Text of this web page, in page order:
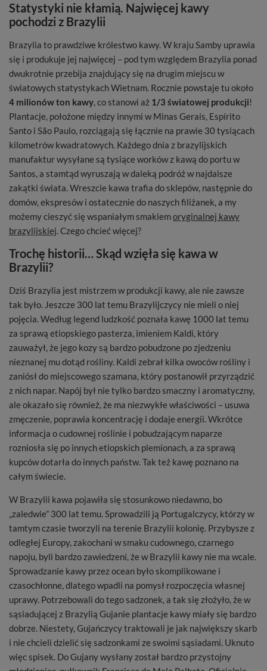
Statystyki nie kłamią. Najwięcej kawy
pochodzi z Brazylii
Brazylia to prawdziwe królestwo kawy. W kraju Samby uprawia
się i produkuje jej najwięcej – pod tym względem Brazylia ponad
dwukrotnie przebija znajdujący się na drugim miejscu w
światowych statystykach Wietnam. Rocznie powstaje tu około
4 milionów ton kawy, co stanowi aż 1/3 światowej produkcji!
Plantacje, położone między innymi w Minas Gerais, Espírito
Santo i São Paulo, rozciągają się łącznie na prawie 30 tysiącach
kilometrów kwadratowych. Każdego dnia z brazylijskich
manufaktur wysyłane są tysiące worków z kawą do portu w
Santos, a stamtąd wyruszają w daleką podróż w najdalsze
zakątki świata. Wreszcie kawa trafia do sklepów, następnie do
domów, ekspresów i ostatecznie do naszych filiżanek, a my
możemy cieszyć się wspaniałym smakiemoryginalnej kawy
brazylijskiej. Czego chcieć więcej?
Trochę historii… Skąd wzięła się kawa w
Brazylii?
Dziś Brazylia jest mistrzem w produkcji kawy, ale nie zawsze
tak było. Jeszcze 300 lat temu Brazylijczycy nie mieli o niej
pojęcia. Według legend ludzkość poznała kawę 1000 lat temu
za sprawą etiopskiego pasterza, imieniem Kaldi, który
zauważył, że jego kozy są bardzo pobudzone po zjedzeniu
nieznanej mu dotąd rośliny. Kaldi zebrał kilka owoców rośliny i
zaniósł do miejscowego szamana, który postanowił przyrządzić
z nich napar. Napój był nie tylko bardzo smaczny i aromatyczny,
ale okazało się również, że ma niezwykłe właściwości – usuwa
zmęczenie, poprawia koncentrację i dodaje energii. Wkrótce
informacja o cudownej roślinie i pobudzającym naparze
rozniosła się po innych etiopskich plemionach, a za sprawą
kupców dotarła do innych państw. Tak też kawę poznano na
całym świecie.
W Brazylii kawa pojawiła się stosunkowo niedawno, bo
„zaledwie” 300 lat temu. Sprowadzili ją Portugalczycy, którzy w
tamtym czasie tworzyli na terenie Brazylii kolonię. Przybysze z
odległej Europy, zakochani w smaku cudownego, czarnego
napoju, byli bardzo zawiedzeni, że w Brazylii kawy nie ma wcale.
Sprowadzanie kawy przez ocean było skomplikowane i
czasochłonne, dlatego wpadli na pomysł rozpoczęcia własnej
uprawy. Potrzebowali do tego sadzonek, a tak się złożyło, że w
sąsiadującej z Brazylią Gujanie plantacje kawy miały się bardzo
dobrze. Niestety, Gujańczycy traktowali je jak największy skarb
i nie chcieli dzielić się sadzonkami ze swoimi sąsiadami. Uknuto
więc spisek. Do Gujany wysłany został bardzo przystojny